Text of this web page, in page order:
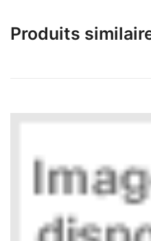
Produits